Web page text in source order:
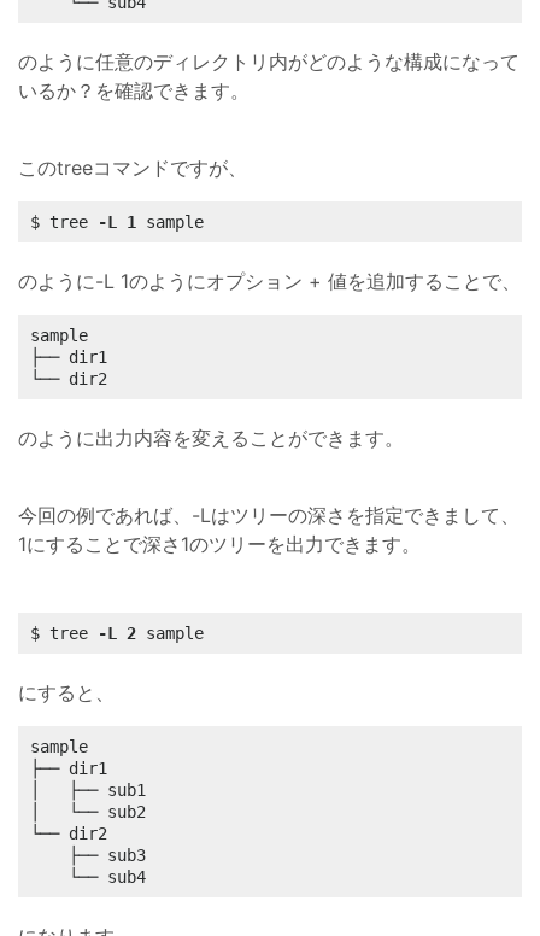
のように任意のディレクトリ内がどのような構成になって
いるか？を確認できます。
このtreeコマンドですが、
$ tree -L 1 sample
のように-L 1のようにオプション + 値を追加することで、
sample
├── dir1
└── dir2
のように出力内容を変えることができます。
今回の例であれば、-Lはツリーの深さを指定できまして、
1にすることで深さ1のツリーを出力できます。
$ tree -L 2 sample
にすると、
sample
├── dir1
│   ├── sub1
│   └── sub2
└── dir2
    ├── sub3
    └── sub4